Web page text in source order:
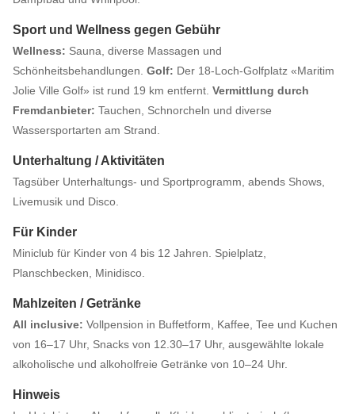
Sport und Wellness gegen Gebühr
Wellness: Sauna, diverse Massagen und
Schönheitsbehandlungen. Golf: Der 18-Loch-Golfplatz «Maritim
Jolie Ville Golf» ist rund 19 km entfernt. Vermittlung durch
Fremdanbieter: Tauchen, Schnorcheln und diverse
Wassersportarten am Strand.
Unterhaltung / Aktivitäten
Tagsüber Unterhaltungs- und Sportprogramm, abends Shows,
Livemusik und Disco.
Für Kinder
Miniclub für Kinder von 4 bis 12 Jahren. Spielplatz,
Planschbecken, Minidisco.
Mahlzeiten / Getränke
All inclusive: Vollpension in Buffetform, Kaffee, Tee und Kuchen
von 16–17 Uhr, Snacks von 12.30–17 Uhr, ausgewählte lokale
alkoholische und alkoholfreie Getränke von 10–24 Uhr.
Hinweis